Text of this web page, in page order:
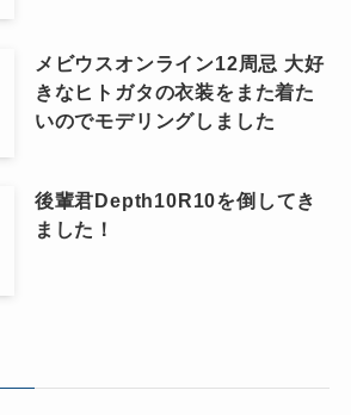
メビウスオンライン12周忌 大好
きなヒトガタの衣装をまた着た
いのでモデリングしました
後輩君Depth10R10を倒してき
ました！